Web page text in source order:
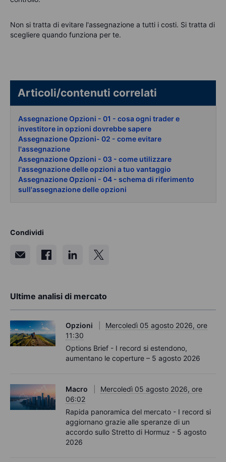
Non si tratta di evitare l'assegnazione a tutti i costi. Si tratta di
scegliere quando funziona per te.
Articoli/contenuti correlati
Assegnazione Opzioni - 01 - cosa ogni trader e
investitore in opzioni dovrebbe sapere
Assegnazione Opzioni- 02 - come evitare
l'assegnazione
Assegnazione Opzioni - 03 - come utilizzare
l'assegnazione delle opzioni a tuo vantaggio
Assegnazione Opzioni - 04 - schema di riferimento
sull'assegnazione delle opzioni
Condividi
Ultime analisi di mercato
Opzioni
Mercoledì 05 agosto 2026, ore
11:30
Options Brief - I record si estendono,
aumentano le coperture – 5 agosto 2026
Macro
Mercoledì 05 agosto 2026, ore
06:02
Rapida panoramica del mercato - I record si
aggiornano grazie alle speranze di un
accordo sullo Stretto di Hormuz - 5 agosto
2026